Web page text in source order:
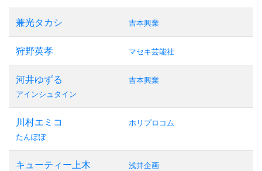
兼光タカシ 吉本興業
狩野英孝 マセキ芸能社
河井ゆずる
アインシュタイン
吉本興業
川村エミコ
たんぽぽ
ホリプロコム
キューティー上木 浅井企画